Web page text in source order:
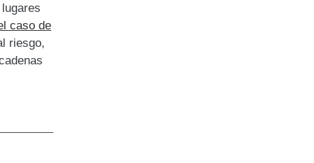
caso de
riesgo,